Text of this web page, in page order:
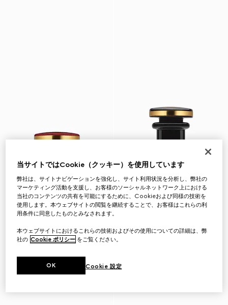
当サイトではCookie（クッキー）を使用しています
弊社は、サイトナビゲーションを強化し、サイト利用状況を分析し、弊社の
マーケティング活動を支援し、お客様のソーシャルネットワーク上における
当社のコンテンツの共有を可能にするために、Cookieおよび同様の技術を
使用します。本ウェブサイトの閲覧を継続することで、お客様はこれらの利
用条件に同意したものとみなされます。
本ウェブサイトにおけるこれらの技術およびその使用についての詳細は、弊
社の Cookie ポリシー をご覧ください。
Cookie 設定
OK